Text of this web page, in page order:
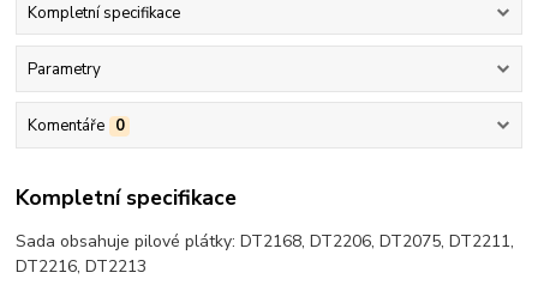
Kompletní specifikace
Parametry
Komentáře 0
Kompletní specifikace
Sada obsahuje pilové plátky: DT2168, DT2206, DT2075, DT2211,
DT2216, DT2213